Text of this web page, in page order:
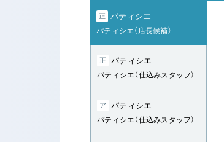
正 パティシエ
パティシエ（店長候補）
正 パティシエ
パティシエ（仕込みスタッフ）
ア パティシエ
パティシエ（仕込みスタッフ）